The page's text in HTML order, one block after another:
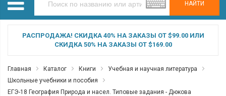
НАЙТИ
РАСПРОДАЖА! СКИДКА 40% НА ЗАКАЗЫ ОТ $99.00 ИЛИ
СКИДКА 50% НА ЗАКАЗЫ ОТ $169.00
Главная Каталог Книги
Учебная и научная литература
Школьные учебники и пособия
ЕГЭ-18 География Природа и насел. Типовые задания - Дюкова